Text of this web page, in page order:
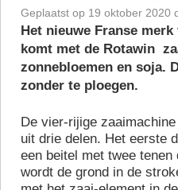
Geplaatst op 19 oktober 2020
Het nieuwe Franse
komt met de Rotawin
zonnebloemen en soja.
zonder te ploegen.
De vier-rijige
uit drie delen. Het eerste
een beitel met twee
wordt de grond in de